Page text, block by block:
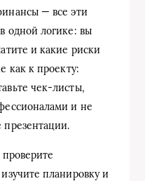
— все эти
одной логике: вы
и какие риски
как к проекту:
чек-листы,
и не
презентации.
планировку и